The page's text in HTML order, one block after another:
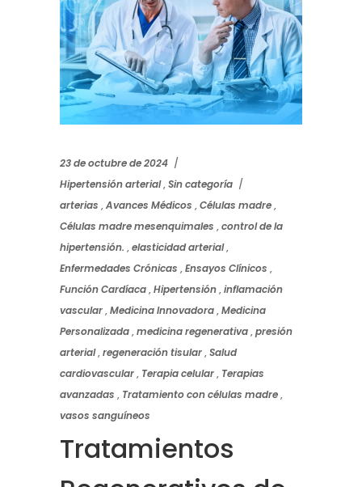
23 de octubre de 2024
Hipertensión arterial,Sin categoría
arterias ,Avances Médicos ,Células madre,
Células madre mesenquimales ,control de la
hipertensión. ,elasticidad arterial,
Enfermedades Crónicas ,Ensayos Clínicos ,
Función Cardíaca,Hipertensión,inflamación
vascular,Medicina Innovadora,Medicina
Personalizada,medicina regenerativa,presión
arterial,regeneración tisular,Salud
cardiovascular, Terapia celular, Terapias
avanzadas , Tratamiento con células madre,
vasos sanguíneos
Tratamientos